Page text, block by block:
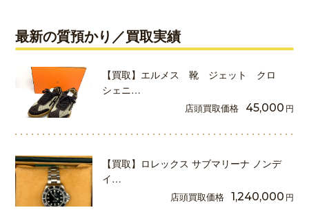
最新の質預かり／買取実績
【買取】エルメス 靴 ジェット クロ
シェニ…
店頭買取価格 45,000 円
【買取】ロレックス サブマリーナ ノンデ
イ…
店頭買取価格 1,240,000 円